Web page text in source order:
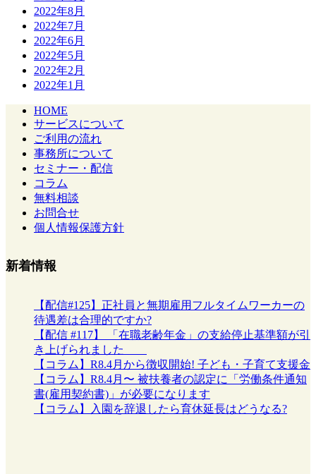
2022年8月
2022年7月
2022年6月
2022年5月
2022年2月
2022年1月
HOME
サービスについて
ご利用の流れ
事務所について
セミナー・配信
コラム
無料相談
お問合せ
個人情報保護方針
新着情報
【配信#125】正社員と無期雇用フルタイムワーカーの
待遇差は合理的ですか?
【配信 #117】 「在職老齢年金」の支給停止基準額が引
き上げられました
【コラム】R8.4月から徴収開始! 子ども・子育て支援金
【コラム】R8.4月〜 被扶養者の認定に「労働条件通知
書(雇用契約書)」が必要になります
【コラム】入園を辞退したら育休延長はどうなる?